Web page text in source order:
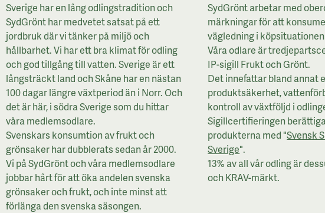
Sverige har en lång odlingstradition och
SydGrönt har medvetet satsat på ett
jordbruk där vi tänker på miljö och
hållbarhet. Vi har ett bra klimat för odling
och god tillgång till vatten. Sverige är ett
långsträckt land och Skåne har en nästan
100 dagar längre växtperiod än i Norr. Och
det är här, i södra Sverige som du hittar
våra medlemsodlare.
Svenskars konsumtion av frukt och
grönsaker har dubblerats sedan år 2000.
Vi på SydGrönt och våra medlemsodlare
jobbar hårt för att öka andelen svenska
grönsaker och frukt, och inte minst att
förlänga den svenska säsongen.
SydGrönt arbetar med
märkningar för att
vägledning i
Våra odlare är
IP-sigill Frukt och Grönt.
Det innefattar bland annat
produktsäkerhet,
kontroll av växtföljd i
Sigillcertifieringen
produkterna med "Svensk
Sverige".
13% av all vår odling är
och KRAV-märkt.